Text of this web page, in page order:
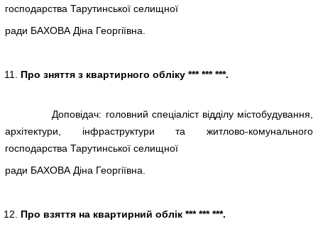
господарства Тарутинської селищної
ради БАХОВА Діна Георгіївна.
Про зняття з квартирного обліку *** *** ***.
Доповідач: головний спеціаліст відділу містобудування,
архітектури, інфраструктури та житлово-комунального
господарства Тарутинської селищної
ради БАХОВА Діна Георгіївна.
Про взяття на квартирний облік *** *** ***.